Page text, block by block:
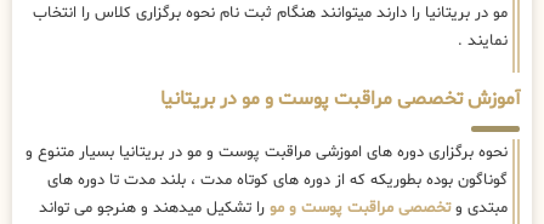
مو در بریتانیا را دارند میتوانند هنگام ثبت نام نحوه برگزاری کلاس را انتخاب
نمایند .
آموزش تخصصی مراقبت پوست و مو در بریتانیا
نحوه برگزاری دوره های اموزشی مراقبت پوست و مو در بریتانیا بسیار متنوع و
گوناگون بوده بطوریکه که از دوره های کوتاه مدت ، بلند مدت تا دوره های
مبتدی وتخصصی مراقبت پوست و مو را تشکیل میدهند و هنرجو می تواند